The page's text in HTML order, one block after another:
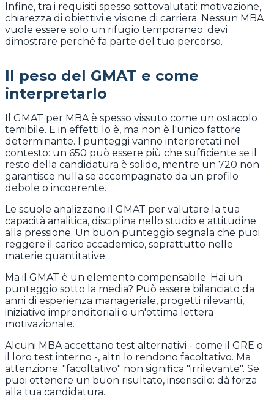
Infine, tra i requisiti spesso sottovalutati: motivazione,
chiarezza di obiettivi e visione di carriera. Nessun MBA
vuole essere solo un rifugio temporaneo: devi
dimostrare perché fa parte del tuo percorso.
Il peso del GMAT e come
interpretarlo
Il GMAT per MBA è spesso vissuto come un ostacolo
temibile. E in effetti lo è, ma non è l'unico fattore
determinante. I punteggi vanno interpretati nel
contesto: un 650 può essere più che sufficiente se il
resto della candidatura è solido, mentre un 720 non
garantisce nulla se accompagnato da un profilo
debole o incoerente.
Le scuole analizzano il GMAT per valutare la tua
capacità analitica, disciplina nello studio e attitudine
alla pressione. Un buon punteggio segnala che puoi
reggere il carico accademico, soprattutto nelle
materie quantitative.
Ma il GMAT è un elemento compensabile. Hai un
punteggio sotto la media? Può essere bilanciato da
anni di esperienza manageriale, progetti rilevanti,
iniziative imprenditoriali o un'ottima lettera
motivazionale.
Alcuni MBA accettano test alternativi - come il GRE o
il loro test interno -, altri lo rendono facoltativo. Ma
attenzione: "facoltativo" non significa "irrilevante". Se
puoi ottenere un buon risultato, inseriscilo: dà forza
alla tua candidatura.